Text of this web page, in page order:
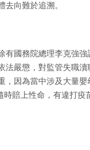
向難於追溯。
國務院總理李克強
嚴懲，對監管失職
因為當中涉及大量
賠上性命，有違打疫